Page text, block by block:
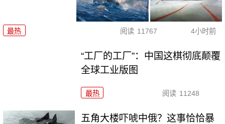
最热 阅读 11767 4小时前
“工厂的工厂”：中国这棋彻底颠覆
全球工业版图
最热 阅读 11248
五角大楼吓唬中俄？这事恰恰暴